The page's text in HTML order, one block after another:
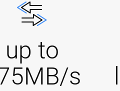
up to
s